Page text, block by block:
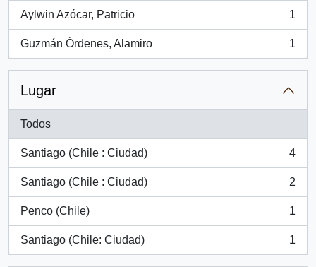
Aylwin Azócar, Patricio
, 1 resultados
1
Guzmán Órdenes, Alamiro
, 1 resultados
1
Lugar
Todos
Santiago (Chile : Ciudad)
, 4 resultados
4
Santiago (Chile : Ciudad)
, 2 resultados
2
Penco (Chile)
, 1 resultados
1
Santiago (Chile: Ciudad)
, 1 resultados
1